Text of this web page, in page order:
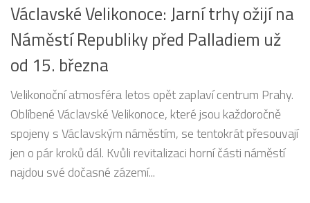
Václavské Velikonoce: Jarní trhy ožijí na
Náměstí Republiky před Palladiem už
od 15. března
Velikonoční atmosféra letos opět zaplaví centrum Prahy.
Oblíbené Václavské Velikonoce, které jsou každoročně
spojeny s Václavským náměstím, se tentokrát přesouvají
jen o pár kroků dál. Kvůli revitalizaci horní části náměstí
najdou své dočasné zázemí...